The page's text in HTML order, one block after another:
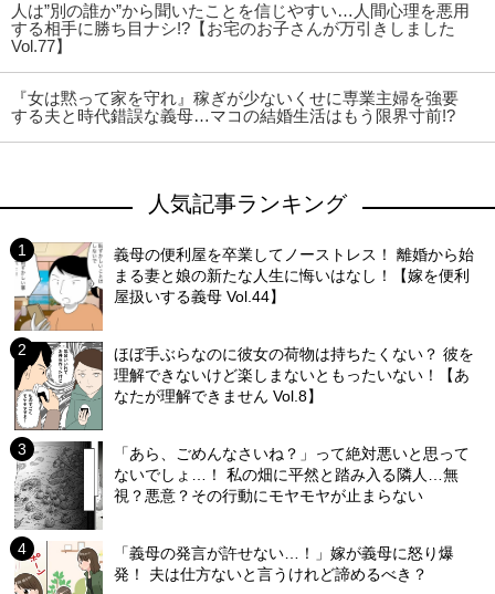
人は”別の誰か”から聞いたことを信じやすい…人間心理を悪用
する相手に勝ち目ナシ!?【お宅のお子さんが万引きしました
Vol.77】
『女は黙って家を守れ』稼ぎが少ないくせに専業主婦を強要
する夫と時代錯誤な義母…マコの結婚生活はもう限界寸前!?
人気記事ランキング
義母の便利屋を卒業してノーストレス！ 離婚から始
まる妻と娘の新たな人生に悔いはなし！【嫁を便利
屋扱いする義母 Vol.44】
ほぼ手ぶらなのに彼女の荷物は持ちたくない？ 彼を
理解できないけど楽しまないともったいない！【あ
なたが理解できません Vol.8】
「あら、ごめんなさいね？」って絶対悪いと思って
ないでしょ…！ 私の畑に平然と踏み入る隣人…無
視？悪意？その行動にモヤモヤが止まらない
「義母の発言が許せない…！」嫁が義母に怒り爆
発！ 夫は仕方ないと言うけれど諦めるべき？